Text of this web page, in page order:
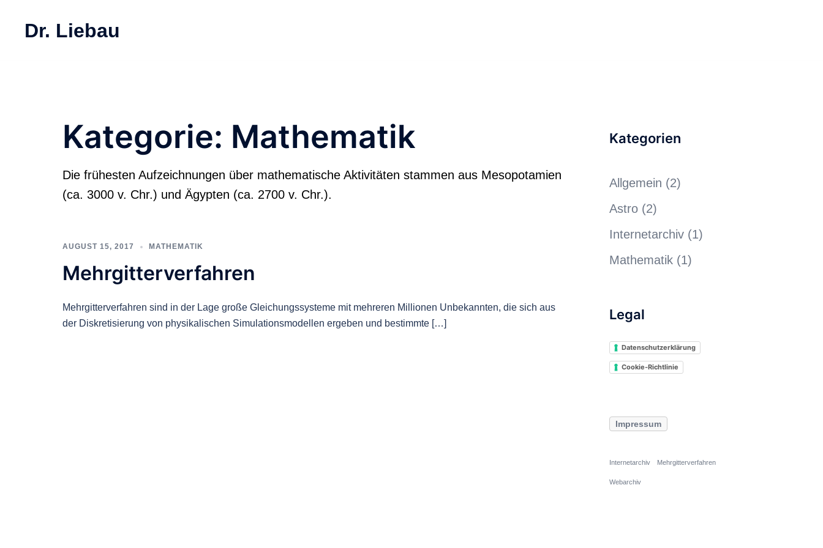
InhaltDr. Liebau
Kategorie: Mathematik
Die frühesten Aufzeichnungen über mathematische Aktivitäten stammen aus Mesopotamien
(ca. 3000 v. Chr.) und Ägypten (ca. 2700 v. Chr.).
AUGUST 15, 2017 MATHEMATIK
Mehrgitterverfahren
Mehrgitterverfahren sind in der Lage große Gleichungssysteme mit mehreren Millionen Unbekannten, die sich aus
der Diskretisierung von physikalischen Simulationsmodellen ergeben und bestimmte […]
Kategorien
Allgemein (2)
Astro(2)
Internetarchiv(1)
Mathematik(1)
Legal
Datenschutzerklärung
Cookie-Richtlinie
Impressum
Internetarchiv Mehrgitterverfahren
Webarchiv